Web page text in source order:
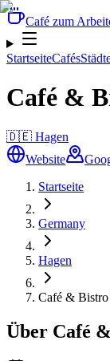
Café zum
StartseiteCafés
Café &
🇩🇪 Hagen
Website
Startseite
Germany
Hagen
Café & Bistro
Über Café